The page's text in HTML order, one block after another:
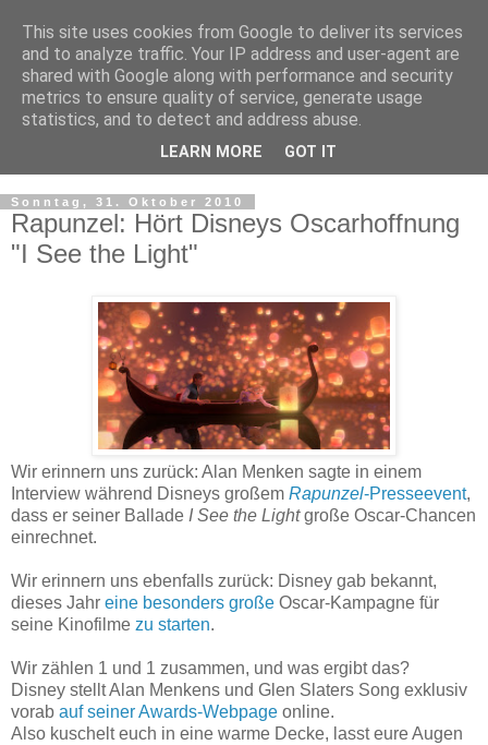
Sonntag, 31. Oktober 2010
Rapunzel: Hört Disneys Oscarhoffnung
"I See the Light"
Wir erinnern uns zurück: Alan Menken sagte in einem
Interview während Disneys großem Rapunzel-Presseevent,
dass er seiner Ballade I See the Lightgroße Oscar-Chancen
einrechnet.
Wir erinnern uns ebenfalls zurück: Disney gab bekannt,
dieses Jahr eine besonders große Oscar-Kampagne für
seine Kinofilme zu starten.
Wir zählen 1 und 1 zusammen, und was ergibt das?
Disney stellt Alan Menkens und Glen Slaters Song exklusiv
vorab auf seiner Awards-Webpage online.
Also kuschelt euch in eine warme Decke, lasst eure Augen
This site uses cookies from Google to deliver its services
and to analyze traffic. Your IP address and user-agent are
shared with Google along with performance and security
metrics to ensure quality of service, generate usage
statistics, and to detect and address abuse.
LEARN MORE GOT IT